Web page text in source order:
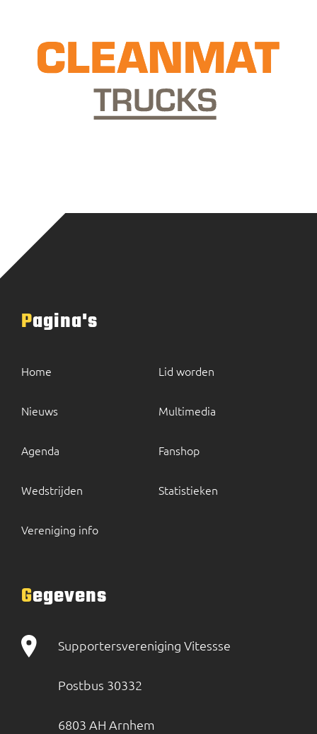
Pagina's
Home
Nieuws
Agenda
Wedstrijden
Vereniging info
Lid worden
Multimedia
Fanshop
Statistieken
Gegevens
Supportersvereniging Vitessse
Postbus 30332
6803 AH Arnhem